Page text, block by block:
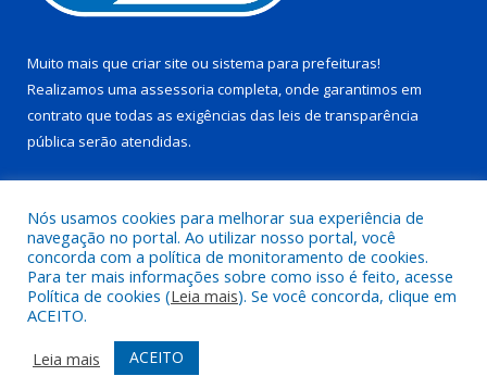
Muito mais que criar site ou sistema para prefeituras!
Realizamos uma assessoria completa, onde garantimos em
contrato que todas as exigências das leis de transparência
pública serão atendidas.
Todos os direitos reservados a Prefeitura Municipal de Juruti.
Mapa do Site
Acessar Área Administrativa
Nós usamos cookies para melhorar sua experiência de
navegação no portal. Ao utilizar nosso portal, você
concorda com a política de monitoramento de cookies.
Para ter mais informações sobre como isso é feito, acesse
Política de cookies (Leia mais). Se você concorda, clique em
ACEITO.
Leia mais
ACEITO